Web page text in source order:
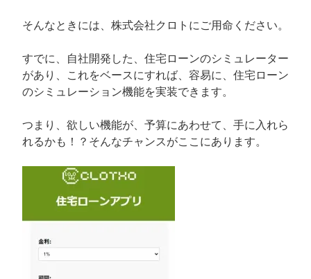
そんなときには、株式会社クロトにご用命ください。
すでに、自社開発した、住宅ローンのシミュレーター
があり、これをベースにすれば、容易に、住宅ローン
のシミュレーション機能を実装できます。
つまり、欲しい機能が、予算にあわせて、手に入れら
れるかも！？そんなチャンスがここにあります。